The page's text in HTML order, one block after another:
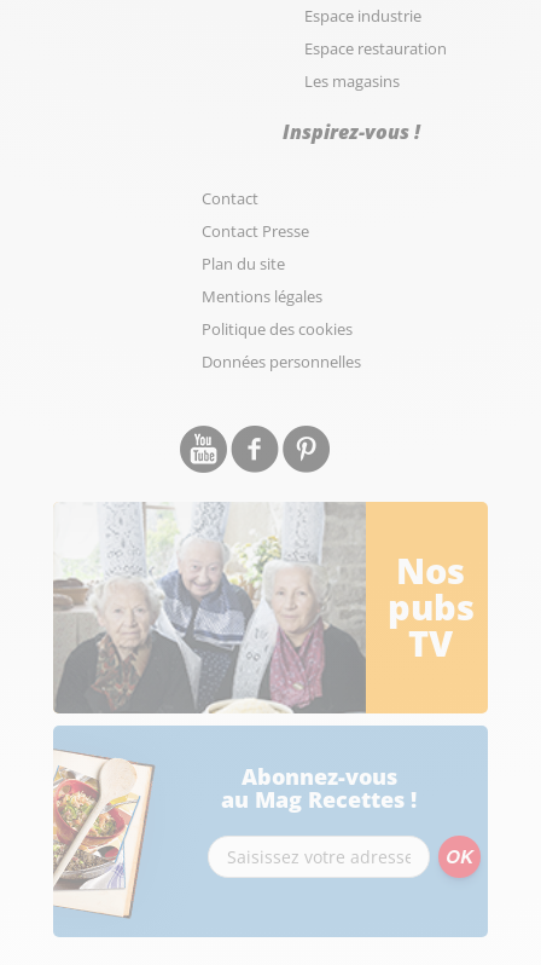
Espace industrie
Espace restauration
Les magasins
Inspirez-vous !
Contact
Contact Presse
Plan du site
Mentions légales
Politique des cookies
Données personnelles
Nos
pubs
TV
Abonnez-vous
au Mag Recettes !